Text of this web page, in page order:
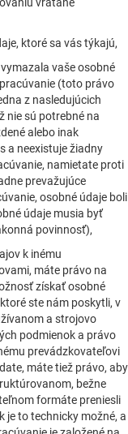
ktoré sa vás týkajú,
vaše osobné
(toto právo
z nasledujúcich
nie sú potrebné na
alebo inak
a neexistuje žiadny
namietate proti
prevažujúce
osobné údaje boli
údaje musia byť
povinnosť),
k inému
máte právo na
získať osobné
ste nám poskytli, v
a strojovo
podmienok a právo
prevádzkovateľovi
máte tiež právo, aby
bežne
formáte preniesli
je to technicky možné, a